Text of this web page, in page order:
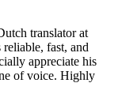
translator at
fast, and
appreciate his
of voice. Highly